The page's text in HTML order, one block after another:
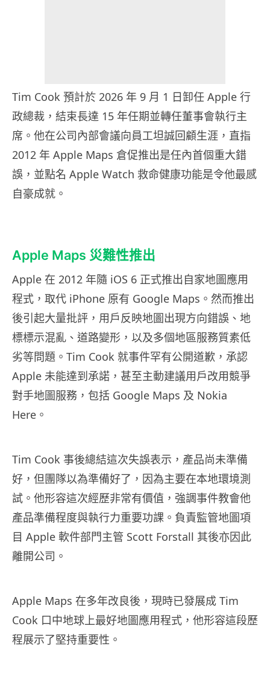
Tim Cook 預計於 2026 年 9 月 1 日卸任 Apple 行
政總裁，結束長達 15 年任期並轉任董事會執行主
席。他在公司內部會議向員工坦誠回顧生涯，直指
2012 年 Apple Maps 倉促推出是任內首個重大錯
誤，並點名 Apple Watch 救命健康功能是令他最感
自豪成就。
Apple Maps 災難性推出
Apple 在 2012 年隨 iOS 6 正式推出自家地圖應用
程式，取代 iPhone 原有 Google Maps。然而推出
後引起大量批評，用戶反映地圖出現方向錯誤、地
標標示混亂、道路變形，以及多個地區服務質素低
劣等問題。Tim Cook 就事件罕有公開道歉，承認
Apple 未能達到承諾，甚至主動建議用戶改用競爭
對手地圖服務，包括 Google Maps 及 Nokia
Here。
Tim Cook 事後總結這次失誤表示，產品尚未準備
好，但團隊以為準備好了，因為主要在本地環境測
試。他形容這次經歷非常有價值，強調事件教會他
產品準備程度與執行力重要功課。負責監管地圖項
目 Apple 軟件部門主管 Scott Forstall 其後亦因此
離開公司。
Apple Maps 在多年改良後，現時已發展成 Tim
Cook 口中地球上最好地圖應用程式，他形容這段歷
程展示了堅持重要性。